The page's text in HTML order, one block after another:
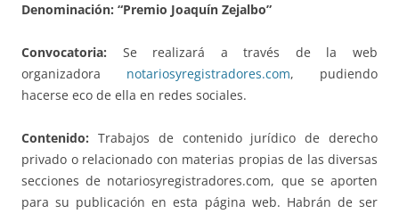
Denominación: “Premio Joaquín Zejalbo”
Convocatoria: Se realizará a través de la web
organizadora notariosyregistradores.com, pudiendo
hacerse eco de ella en redes sociales.
Contenido: Trabajos de contenido jurídico de derecho
privado o relacionado con materias propias de las diversas
secciones de notariosyregistradores.com, que se aporten
para su publicación en esta página web. Habrán de ser